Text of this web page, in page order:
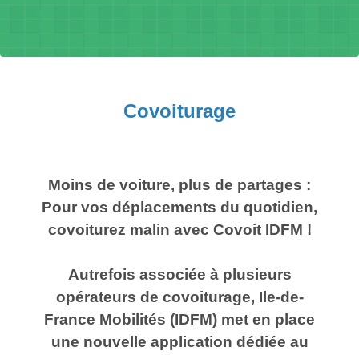
Covoiturage
Moins de voiture, plus de partages :
Pour vos déplacements du quotidien,
covoiturez malin avec Covoit IDFM !
Autrefois associée à plusieurs
opérateurs de covoiturage, Ile-de-
France Mobilités (IDFM) met en place
une nouvelle application dédiée au